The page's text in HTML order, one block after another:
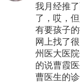
我月经推
了，哎，
有要孩子
网上找了
州医大医
的说曹霞
曹医生的